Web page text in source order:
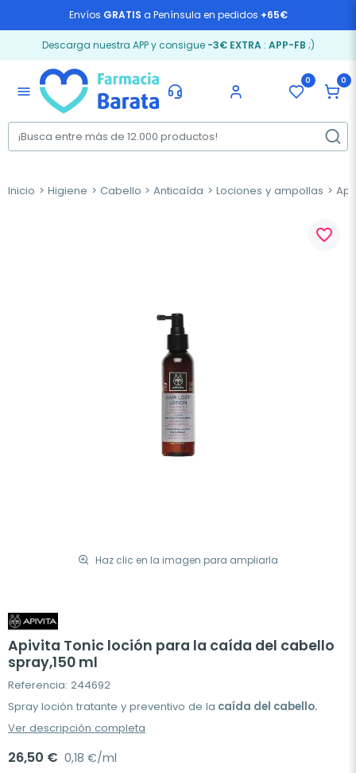
Envíos GRATIS a Península en pedidos +65€
Descarga nuestra APP y consigue -3€ EXTRA: APP-FB ;)
menu
0 0
Inicio Higiene Cabello Anticaída Lociones y ampollas
Haz clic en la imagen para ampliarla
favorite_border
Apivita Tonic loción para la caída del cabello
spray,150 ml
Referencia: 244692
Spray loción tratante y preventivo de la caída del cabello.
Ver descripción completa
26,50 € 0,18 €/ml